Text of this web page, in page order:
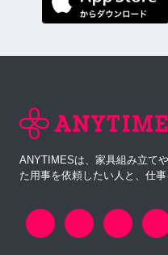
ANYTIMESは、家具組み立て
た用事を依頼したい人と、仕